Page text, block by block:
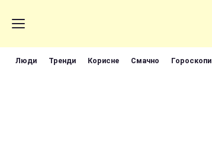
Люди Тренди Корисне Смачно Гороскопи